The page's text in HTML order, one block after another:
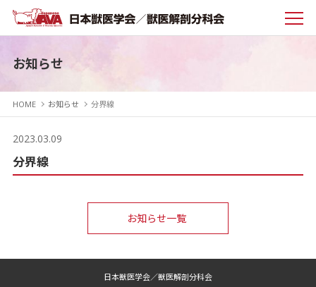
お知らせ
HOME お知らせ 分界線
2023.03.09
分界線
お知らせ一覧
日本獣医学会／獣医解剖分科会